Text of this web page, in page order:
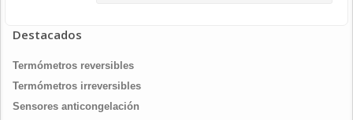
Destacados
Termómetros reversibles
Termómetros irreversibles
Sensores anticongelación